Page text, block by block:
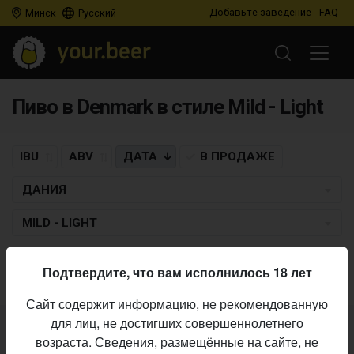
Минск Русский Добавьте заведение FAQ
Пиво в Denmark в стиле Mild - Light
IBU ABV ДАТА В ПРОДАЖЕ
ДАНИЯ
MILD - LIGHT
Не нашли ваш бар или магазин в каталоге?
Подтвердите, что вам исполнилось 18 лет
Сайт содержит информацию, не рекомендованную
для лиц, не достигших совершеннолетнего
возраста. Сведения, размещённые на сайте, не